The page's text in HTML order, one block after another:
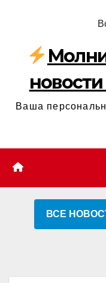
содержимому
Ваша
ВСЕ